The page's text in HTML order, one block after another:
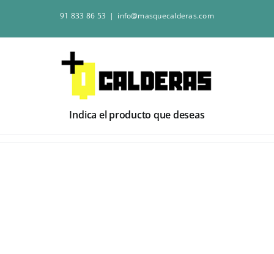
contenido
91 833 86 53 | info@masquecalderas.com
Indica el producto que deseas